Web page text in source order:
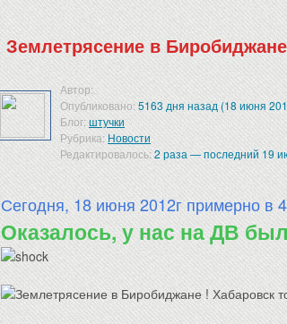
Землетрясение в
Автор:
Опубликовано:5163 дня назад (18 июня
Блог:штучки
Рубрика:Новости
Редактировалось:2 раза — последний 19
Сегодня, 18 июня 2012г примерно в
Оказалось, у нас на ДВ